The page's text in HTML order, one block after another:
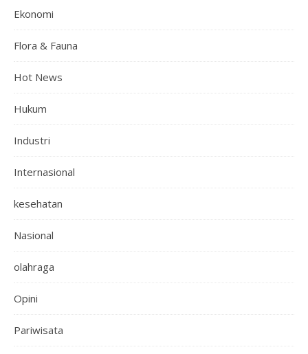
Ekonomi
Flora & Fauna
Hot News
Hukum
Industri
Internasional
kesehatan
Nasional
olahraga
Opini
Pariwisata